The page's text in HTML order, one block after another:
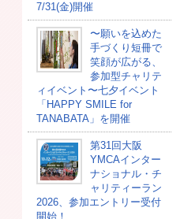
7/31(金)開催
〜願いを込めた
手づくり短冊で
笑顔が広がる、
参加型チャリテ
ィイベント〜七夕イベント
「HAPPY SMILE for
TANABATA」を開催
第31回大阪
YMCAインター
ナショナル・チ
ャリティーラン
2026、参加エントリー受付
開始！